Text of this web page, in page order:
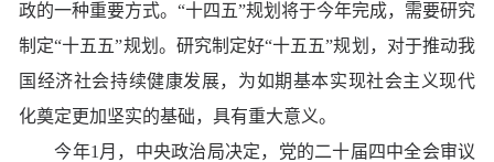
政的一种重要方式。“十四五”规划将于今年完成，需要研究
制定“十五五”规划。研究制定好“十五五”规划，对于推动我
国经济社会持续健康发展，为如期基本实现社会主义现代
化奠定更加坚实的基础，具有重大意义。
今年1月，中央政治局决定，党的二十届四中全会审议